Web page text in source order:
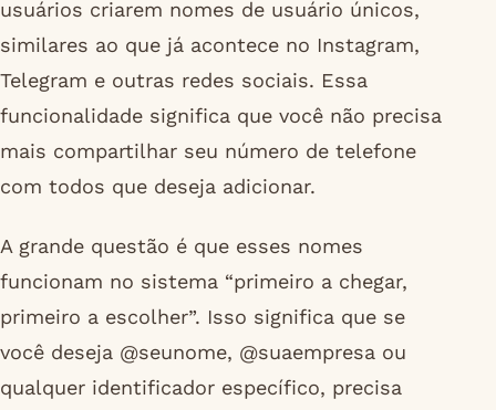
usuários criarem nomes de usuário únicos,
similares ao que já acontece no Instagram,
Telegram e outras redes sociais. Essa
funcionalidade significa que você não precisa
mais compartilhar seu número de telefone
com todos que deseja adicionar.
A grande questão é que esses nomes
funcionam no sistema “primeiro a chegar,
primeiro a escolher”. Isso significa que se
você deseja @seunome, @suaempresa ou
qualquer identificador específico, precisa